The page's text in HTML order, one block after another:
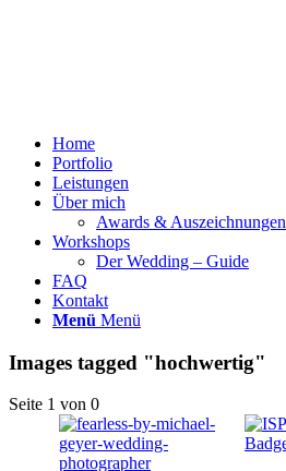
Home
Portfolio
Leistungen
Über mich
Awards & Auszeichnungen
Workshops
Der Wedding – Guide
FAQ
Kontakt
Menü Menü
Images tagged "hochwertig"
Seite 1 von 0